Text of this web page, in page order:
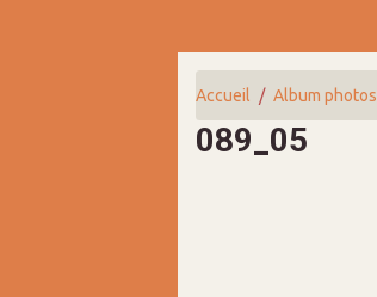
Accueil Album photos
089_05